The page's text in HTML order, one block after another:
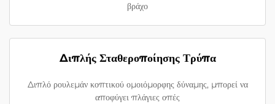
βράχο
Διπλής Σταθεροποίησης Τρύπα
Διπλό ρουλεμάν κοπτικού ομοιόμορφης δύναμης, μπορεί να
αποφύγει πλάγιες οπές